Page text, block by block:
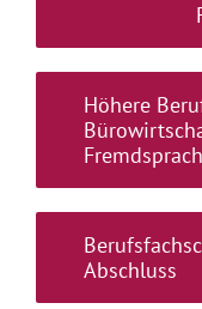
Höhere
Abschluss